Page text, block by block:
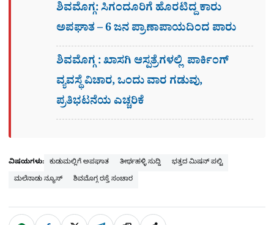
ಶಿವಮೊಗ್ಗ: ಸಿಗಂದೂರಿಗೆ ಹೊರಟಿದ್ದ ಕಾರು
ಅಪಘಾತ – 6 ಜನ ಪ್ರಾಣಾಪಾಯದಿಂದ ಪಾರು
ಶಿವಮೊಗ್ಗ : ಖಾಸಗಿ ಆಸ್ಪತ್ರೆಗಳಲ್ಲಿ ಪಾರ್ಕಿಂಗ್​
ವ್ಯವಸ್ಥೆ ವಿಚಾರ, ಒಂದು ವಾರ ಗಡುವು,
ಪ್ರತಿಭಟನೆಯ ಎಚ್ಚರಿಕೆ
ವಿಷಯಗಳು: ಕುಡುಮಲ್ಲಿಗೆ ಅಪಘಾತ ತೀರ್ಥಹಳ್ಳಿ ಸುದ್ದಿ
ಭತ್ತದ ಮಿಷನ್ ಪಲ್ಟಿ
ಮಲೆನಾಡು ನ್ಯೂಸ್
ಶಿವಮೊಗ್ಗ ರಸ್ತೆ ಸಂಚಾರ